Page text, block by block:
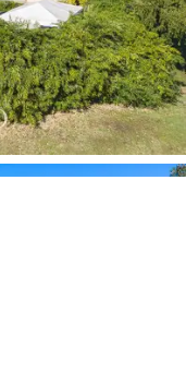
en Italia un gran
barbacoa y un
varios autos,